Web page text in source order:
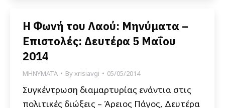
Η Φωνή του Λαού: Μηνύματα –
Επιστολές: Δευτέρα 5 Μαΐου
2014
ΜΗΝΥΜΑΤΑ Byxrisiavgi 05/05/2014
Συγκέντρωση διαμαρτυρίας ενάντια στις
πολιτικές διώξεις – Άρειος Πάγος, Δευτέρα